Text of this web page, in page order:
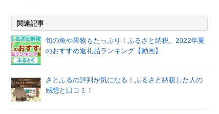
関連記事
旬の魚や果物もたっぷり！ふるさと納税、2022年夏
のおすすめ返礼品ランキング【動画】
さとふるの評判が気になる！ふるさと納税した人の
感想と口コミ！